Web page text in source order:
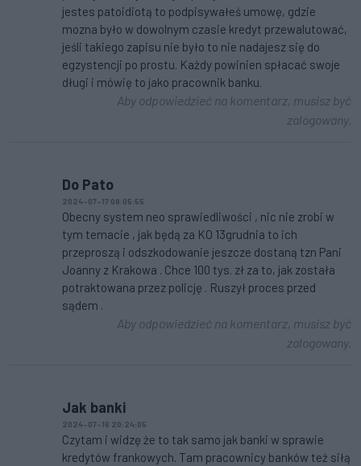
jestes patoidiotą to podpisywałeś umowę, gdzie
mozna było w dowolnym czasie kredyt przewalutować,
jeśli takiego zapisu nie było to nie nadajesz się do
egzystencji po prostu. Każdy powinien spłacać swoje
długi i mówię to jako pracownik banku.
Aby odpowiedzieć na komentarz, musisz być
zalogowany.
Do Pato
2024-07-17 08:05:55
Obecny system neo sprawiedliwości , nic nie zrobi w
tym temacie , jak będą za KO 13grudnia to ich
przeproszą i odszkodowanie jeszcze dostaną tzn Pani
Joanny z Krakowa . Chce 100 tys. zł za to, jak została
potraktowana przez policję . Ruszył proces przed
sądem .
Aby odpowiedzieć na komentarz, musisz być
zalogowany.
Jak banki
2024-07-16 20:24:05
Czytam i widzę że to tak samo jak banki w sprawie
kredytów frankowych. Tam pracownicy banków też siłą